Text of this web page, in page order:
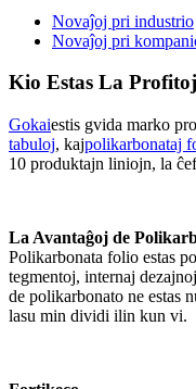
Novaĵoj pri industrio
Novaĵoj pri
Kio Estas La
Gokaiestis gvida marko
tabuloj, kajpolikarbonataj
10 produktajn liniojn, la
La Avantaĝoj de
Polikarbonata folio estas
tegmentoj, internaj
de polikarbonato ne estas
lasu min dividi ilin kun vi.